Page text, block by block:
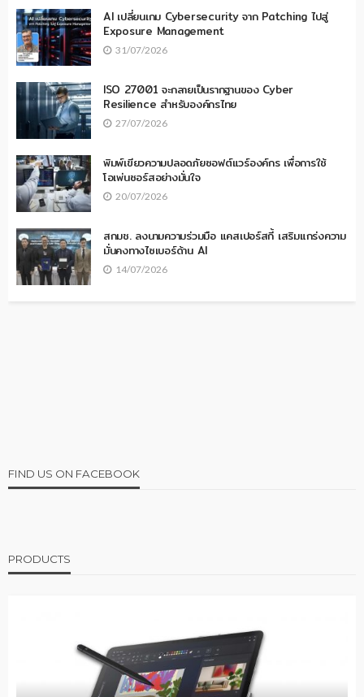
AI เปลี่ยนเกม Cybersecurity จาก Patching ไปสู่
Exposure Management
31/07/2026
ISO 27001 จะกลายเป็นรากฐานของ Cyber
Resilience สำหรับองค์กรไทย
27/07/2026
พิมพ์เขียวความปลอดภัยซอฟต์แวร์องค์กร เพื่อการใช้
โอเพ่นซอร์สอย่างมั่นใจ
20/07/2026
สกมช. ลงนามความร่วมมือ แคสเปอร์สกี้ เสริมแกร่งความ
มั่นคงทางไซเบอร์ด้าน AI
14/07/2026
FIND US ON FACEBOOK
PRODUCTS